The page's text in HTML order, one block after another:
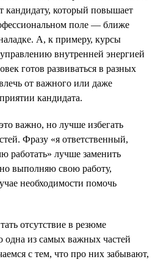
кандидату, который повышает
поле — ближе
А, к примеру, курсы
внутренней энергией
готов развиваться в разных
от важного или даже
кандидата.
важно, но лучше избегать
Фразу «я ответственный,
работать» лучше заменить
выполняю свою работу,
необходимости помочь
отсутствие в резюме
одна из самых важных частей
с тем, что про них забывают,